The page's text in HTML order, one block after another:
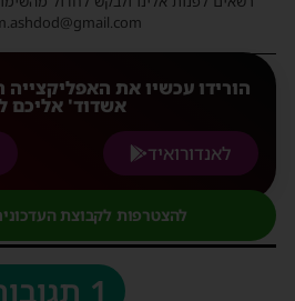
הורידו עכשיו את
אשדוד' אליכם
לאנדורואיד
להצטרפות לקבוצת
1 תגובות